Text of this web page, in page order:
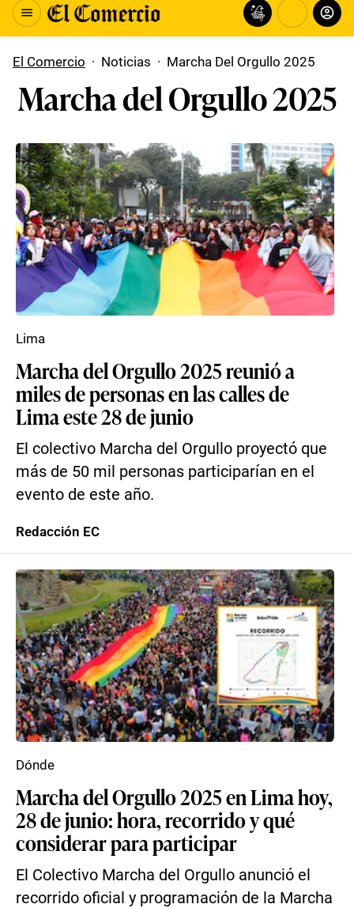
El Comercio · Noticias · Marcha Del Orgullo 2025
Marcha del Orgullo 2025
Marcha del Orgullo 2025 reunió a
miles de personas en las calles de
Lima este 28 de junio
El colectivo Marcha del Orgullo proyectó que
más de 50 mil personas participarían en el
evento de este año.
Lima
Redacción EC
Marcha del Orgullo 2025 en Lima hoy,
28 de junio: hora, recorrido y qué
considerar para participar
El Colectivo Marcha del Orgullo anunció el
recorrido oficial y programación de la Marcha
Dónde